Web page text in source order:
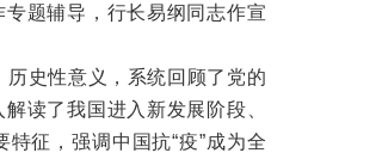
题辅导，行长易纲同志作宣
史性意义，系统回顾了党的
读了我国进入新发展阶段、
征，强调中国抗“疫”成为全